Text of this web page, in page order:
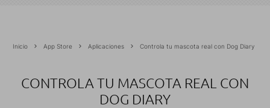
Inicio App Store Aplicaciones Controla tu mascota real con Dog Diary
CONTROLA TU MASCOTA REAL CON
DOG DIARY